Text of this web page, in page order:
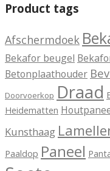
Product tags
Afschermdoek
Bekafor beugel
Betonplaathouder
Doorvoerkop Draad
Heidematten
Kunsthaag
Paaldop Paneel